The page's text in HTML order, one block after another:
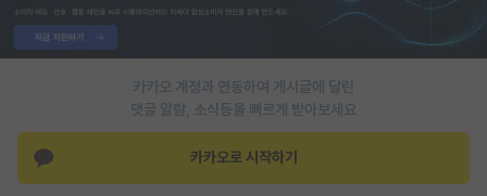
재팬라운지 🌸
카카오 계정과 연동하여 게시글에 달린
댓글 알람, 소식등을 빠르게 받아보세요
카카오로 시작하기